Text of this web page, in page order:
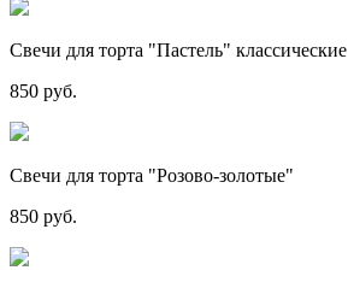
Свечи для торта "Пастель" классические
850 руб.
Свечи для торта "Розово-золотые"
850 руб.